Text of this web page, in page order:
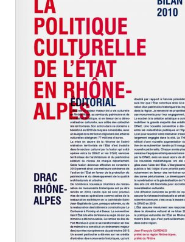
Projets
À propos
Contact